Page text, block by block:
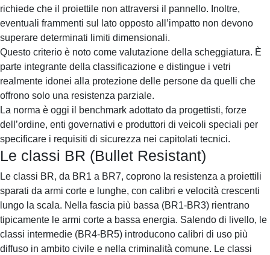
richiede che il proiettile non attraversi il pannello. Inoltre,
eventuali frammenti sul lato opposto all’impatto non devono
superare determinati limiti dimensionali.
Questo criterio è noto come valutazione della scheggiatura. È
parte integrante della classificazione e distingue i vetri
realmente idonei alla protezione delle persone da quelli che
offrono solo una resistenza parziale.
La norma è oggi il benchmark adottato da progettisti, forze
dell’ordine, enti governativi e produttori di veicoli speciali per
specificare i requisiti di sicurezza nei capitolati tecnici.
Le classi BR (Bullet Resistant)
Le classi BR, da BR1 a BR7, coprono la resistenza a proiettili
sparati da armi corte e lunghe, con calibri e velocità crescenti
lungo la scala. Nella fascia più bassa (BR1-BR3) rientrano
tipicamente le armi corte a bassa energia. Salendo di livello, le
classi intermedie (BR4-BR5) introducono calibri di uso più
diffuso in ambito civile e nella criminalità comune. Le classi